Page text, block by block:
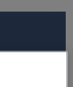
avec un